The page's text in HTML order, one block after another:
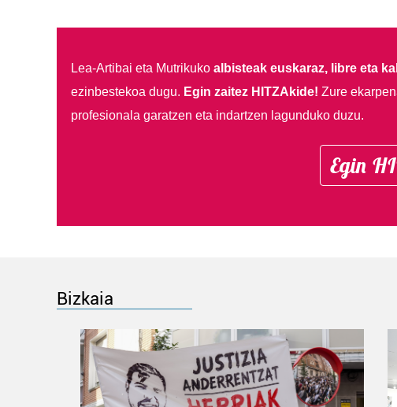
Lea-Artibai eta Mutrikuko albisteak euskaraz, libre eta
ezinbestekoa dugu. Egin zaitez HITZAkide! Zure
profesionala garatzen eta indartzen lagunduko duzu.
Egin
Bizkaia